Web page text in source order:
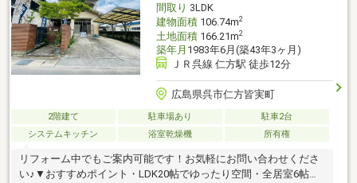
間取り 3LDK
建物面積106.74m2
土地面積166.21m2
築年月 1983年6月(築43年3ヶ月)
ＪＲ呉線 仁方駅 徒歩12分
広島県呉市仁方皆実町
2階建て 駐車場あり
駐車2台
システムキッチン
浴室乾燥機 所有権
リフォーム中でもご案内可能です！お気軽にお問い合わせくださ
い♪▼おすすめポイント・LDK20帖でゆったり空間・全居室6帖以